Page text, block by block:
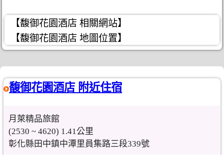
【馥御花園酒店 相關網站】
【馥御花園酒店 地圖位置】
馥御花園酒店 附近住宿
月萊精品旅館
(2530 ~ 4620) 1.41公里
彰化縣田中鎮中潭里員集路三段339號